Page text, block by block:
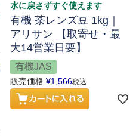
水に戻さずすぐ使えます
有機 茶レンズ豆 1kg｜
アリサン 【取寄せ・最
大14営業日要】
有機JAS
販売価格 ¥1,566税込